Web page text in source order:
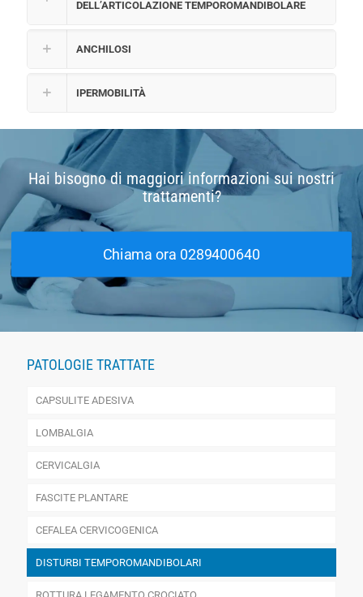
DELL’ARTICOLAZIONE TEMPOROMANDIBOLARE
ANCHILOSI
IPERMOBILITÀ
Hai bisogno di maggiori informazioni sui nostri
trattamenti?
Chiama ora 0289400640
PATOLOGIE TRATTATE
CAPSULITE ADESIVA
LOMBALGIA
CERVICALGIA
FASCITE PLANTARE
CEFALEA CERVICOGENICA
DISTURBI TEMPOROMANDIBOLARI